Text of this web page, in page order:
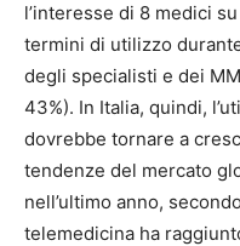
l’interesse di 8 medici
termini di utilizzo
degli specialisti e dei
43%). In Italia, quindi,
dovrebbe tornare a
tendenze del mercato
nell’ultimo anno,
telemedicina ha